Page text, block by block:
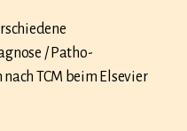
/ Patho-
TCM beim Elsevier